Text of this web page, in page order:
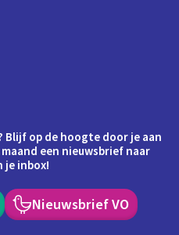
op de hoogte door je aan
een nieuwsbrief naar
je inbox!
Nieuwsbrief VO